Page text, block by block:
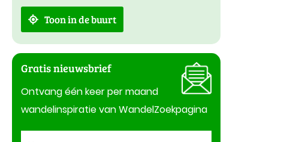
Toon in de buurt
Gratis nieuwsbrief
Ontvang één keer per maand
wandelinspiratie van WandelZoekpagina